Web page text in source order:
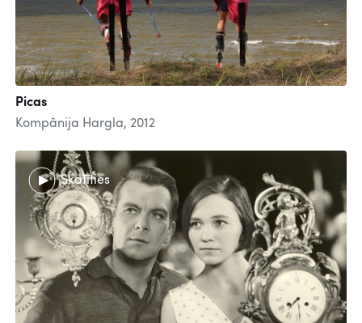
Picas
Kompānija Hargla, 2012
Skatīties